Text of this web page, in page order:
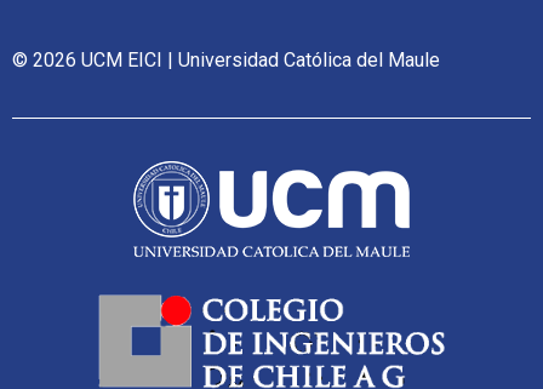
© 2026 UCM EICI | Universidad Católica del Maule